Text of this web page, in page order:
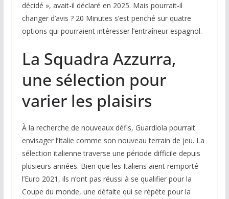
décidé », avait-il déclaré en 2025. Mais pourrait-il
changer d’avis ? 20 Minutes s’est penché sur quatre
options qui pourraient intéresser l’entraîneur espagnol.
La Squadra Azzurra,
une sélection pour
varier les plaisirs
À la recherche de nouveaux défis, Guardiola pourrait
envisager l’Italie comme son nouveau terrain de jeu. La
sélection italienne traverse une période difficile depuis
plusieurs années. Bien que les Italiens aient remporté
l’Euro 2021, ils n’ont pas réussi à se qualifier pour la
Coupe du monde, une défaite qui se répète pour la